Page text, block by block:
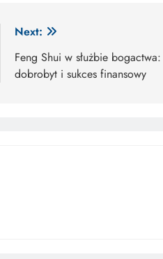
Next:
Feng Shui w służbie
dobrobyt i sukces finansowy